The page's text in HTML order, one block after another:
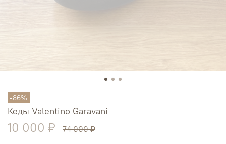
-86%
Кеды Valentino Garavani
10 000 ₽ 74 000 ₽